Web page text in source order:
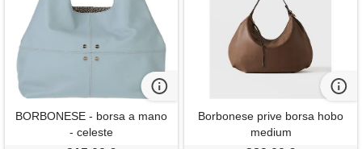
BORBONESE - borsa a mano
- celeste
Borbonese prive borsa hobo
medium